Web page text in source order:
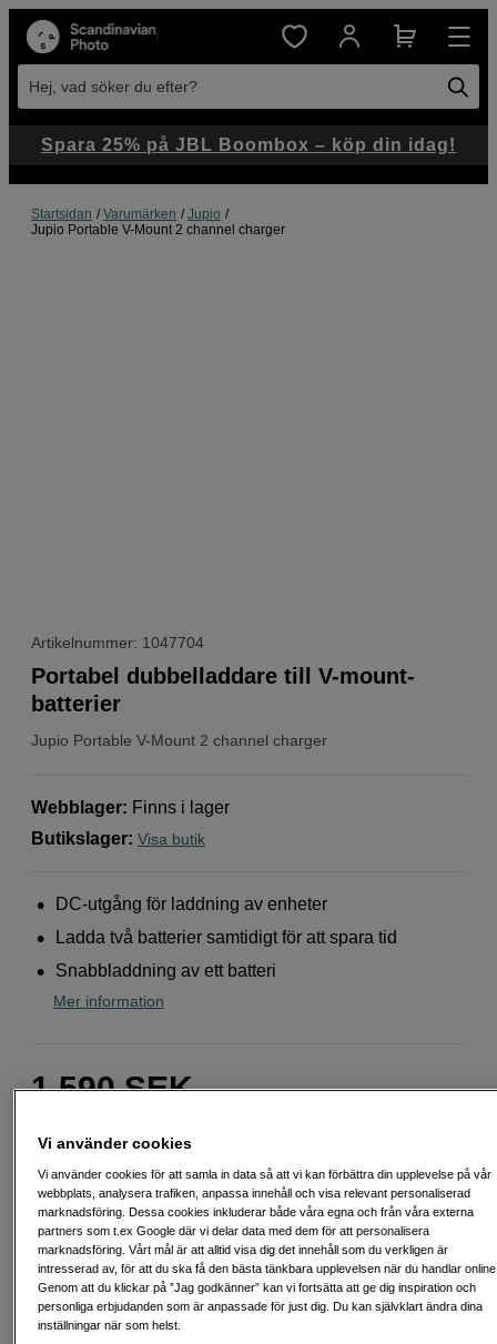
Hej, vad söker du efter?
Startsidan Varumärken
Jupio
Jupio Portable V-Mount 2 channel charger
Artikelnummer: 1047704
Jupio Portable V-Mount 2 channel charger
Portabel dubbelladdare till V-mount-
batterier
Webblager: Finns i lager
Butikslager: Visa butik
DC-utgång för laddning av enheter
Ladda två batterier samtidigt för att spara tid
Snabbladdning av ett batteri
Mer information
1 590 SEK
Delbetala från 85 SEK/mån via
Exempel: 48 mån, 85 SEK/mån, totalt 4 659 SEK, effektiv ränta 10,45 %
Startavgift 579 SEK, aviavgift 45 SEK/mån tillkommer
Att låna kostar pengar!
riskerar du en betalningsanmärkning. Det kan leda till svårigheter att få hyra
Spara 25% på JBL Boombox – köp din idag!
Vi använder cookies
Vi använder cookies för att samla in data så att vi kan förbättra din upplevelse på vår
webbplats, analysera trafiken, anpassa innehåll och visa relevant personaliserad
marknadsföring. Dessa cookies inkluderar både våra egna och från våra externa
partners som t.ex Google där vi delar data med dem för att personalisera
marknadsföring. Vårt mål är att alltid visa dig det innehåll som du verkligen är
intresserad av, för att du ska få den bästa tänkbara upplevelsen när du handlar
Genom att du klickar på ”Jag godkänner” kan vi fortsätta att ge dig inspiration och
personliga erbjudanden som är anpassade för just dig. Du kan självklart ändra dina
inställningar när som helst.